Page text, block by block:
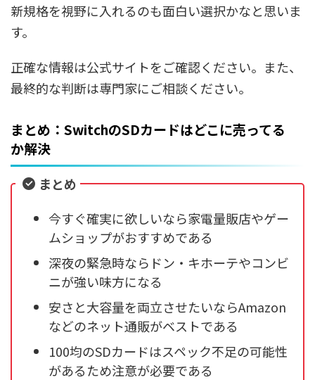
新規格を視野に入れるのも面白い選択かなと思いま
す。
正確な情報は公式サイトをご確認ください。また、
最終的な判断は専門家にご相談ください。
まとめ：SwitchのSDカードはどこに売ってる
か解決
まとめ
今すぐ確実に欲しいなら家電量販店やゲー
ムショップがおすすめである
深夜の緊急時ならドン・キホーテやコンビ
ニが強い味方になる
安さと大容量を両立させたいならAmazon
などのネット通販がベストである
100均のSDカードはスペック不足の可能性
があるため注意が必要である